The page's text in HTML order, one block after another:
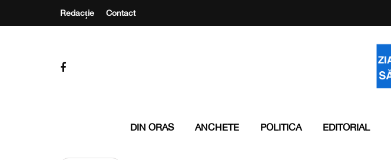
Redacție Contact
DIN ORAS ANCHETE POLITICA EDITORIAL